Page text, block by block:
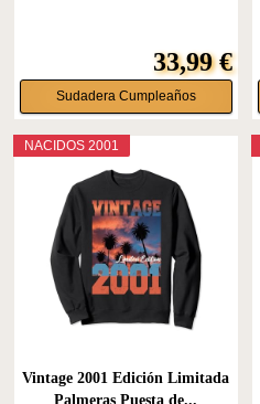
33,99 €
Sudadera Cumpleaños
NACIDOS 2001
Vintage 2001 Edición Limitada
Palmeras Puesta de...